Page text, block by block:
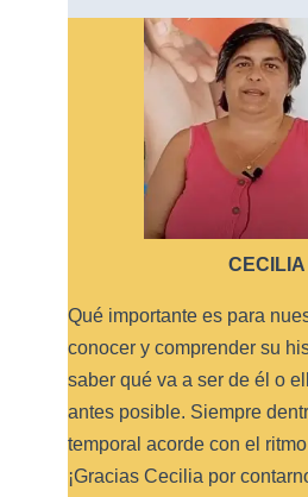
CECILIA
Qué importante es para
conocer y comprender su
saber qué va a ser de él o
antes posible. Siempre
temporal acorde con el
¡Gracias Cecilia por